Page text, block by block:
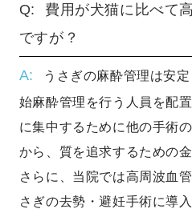
費用が犬猫に比べて
ですが？
うさぎの麻酔管理は安
始麻酔管理を行う人員を配
に集中するために他の手術
から、質を追求するための
さらに、当院では高周波血
さぎの去勢・避妊手術に導